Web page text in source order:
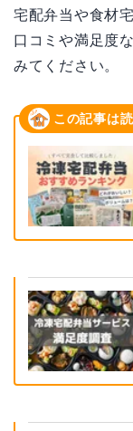
宅配弁当や食材
口コミや満足度
みてください。
この記事は